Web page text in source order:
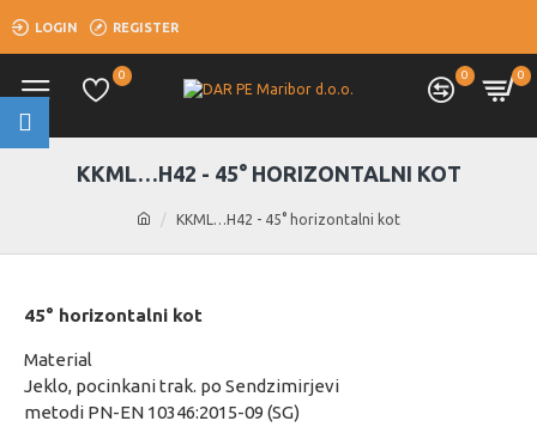
LOGIN REGISTER
0 0 0
KKML…H42 - 45° horizontalni kot
KKML…H42 - 45° HORIZONTALNI KOT
45° horizontalni kot
Material
Jeklo, pocinkani trak. po Sendzimirjevi
metodi PN-EN 10346:2015-09 (SG)